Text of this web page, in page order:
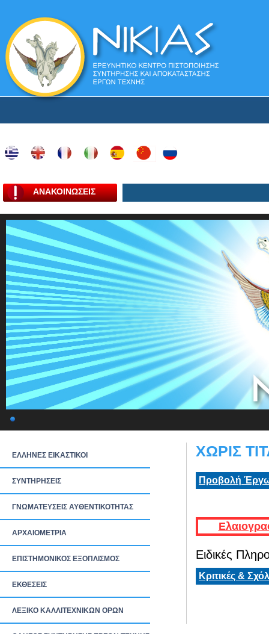
ΑΝΑΚΟΙΝΩΣΕΙΣ
ΕΛΛΗΝΕΣ ΕΙΚΑΣΤΙΚΟΙ
ΣΥΝΤΗΡΗΣΕΙΣ
ΓΝΩΜΑΤΕΥΣΕΙΣ ΑΥΘΕΝΤΙΚΟΤΗΤΑΣ
ΑΡΧΑΙΟΜΕΤΡΙΑ
ΕΠΙΣΤΗΜΟΝΙΚΟΣ ΕΞΟΠΛΙΣΜΟΣ
ΕΚΘΕΣΕΙΣ
ΛΕΞΙΚΟ ΚΑΛΛΙΤΕΧΝΙΚΩΝ ΟΡΩΝ
ΧΩΡΙΣ
Προβολή
Ειδικές
Κριτικές &